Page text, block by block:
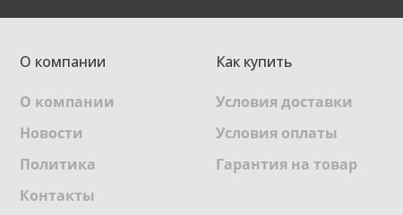
О компании
О компании
Новости
Политика
Контакты
Как купить
Условия доставки
Условия оплаты
Гарантия на товар